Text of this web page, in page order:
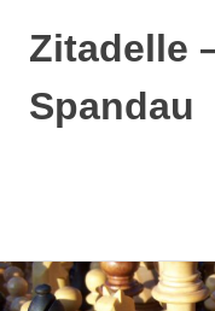
Zum
Inhalt
Zitadelle
Spandau